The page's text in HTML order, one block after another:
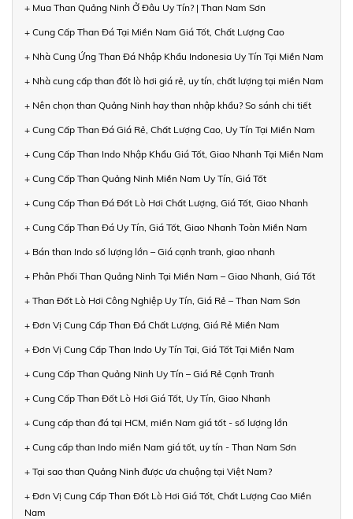
+ Mua Than Quảng Ninh Ở Đâu Uy Tín? | Than Nam Sơn
+ Cung Cấp Than Đá Tại Miền Nam Giá Tốt, Chất Lượng Cao
+ Nhà Cung Ứng Than Đá Nhập Khẩu Indonesia Uy Tín Tại Miền Nam
+ Nhà cung cấp than đốt lò hơi giá rẻ, uy tín, chất lượng tại miền Nam
+ Nên chọn than Quảng Ninh hay than nhập khẩu? So sánh chi tiết
+ Cung Cấp Than Đá Giá Rẻ, Chất Lượng Cao, Uy Tín Tại Miền Nam
+ Cung Cấp Than Indo Nhập Khẩu Giá Tốt, Giao Nhanh Tại Miền Nam
+ Cung Cấp Than Quảng Ninh Miền Nam Uy Tín, Giá Tốt
+ Cung Cấp Than Đá Đốt Lò Hơi Chất Lượng, Giá Tốt, Giao Nhanh
+ Cung Cấp Than Đá Uy Tín, Giá Tốt, Giao Nhanh Toàn Miền Nam
+ Bán than Indo số lượng lớn – Giá cạnh tranh, giao nhanh
+ Phân Phối Than Quảng Ninh Tại Miền Nam – Giao Nhanh, Giá Tốt
+ Than Đốt Lò Hơi Công Nghiệp Uy Tín, Giá Rẻ – Than Nam Sơn
+ Đơn Vị Cung Cấp Than Đá Chất Lượng, Giá Rẻ Miền Nam
+ Đơn Vị Cung Cấp Than Indo Uy Tín Tại, Giá Tốt Tại Miền Nam
+ Cung Cấp Than Quảng Ninh Uy Tín – Giá Rẻ Cạnh Tranh
+ Cung Cấp Than Đốt Lò Hơi Giá Tốt, Uy Tín, Giao Nhanh
+ Cung cấp than đá tại HCM, miền Nam giá tốt - số lượng lớn
+ Cung cấp than Indo miền Nam giá tốt, uy tín - Than Nam Sơn
+ Tại sao than Quảng Ninh được ưa chuộng tại Việt Nam?
+ Đơn Vị Cung Cấp Than Đốt Lò Hơi Giá Tốt, Chất Lượng Cao Miền
Nam